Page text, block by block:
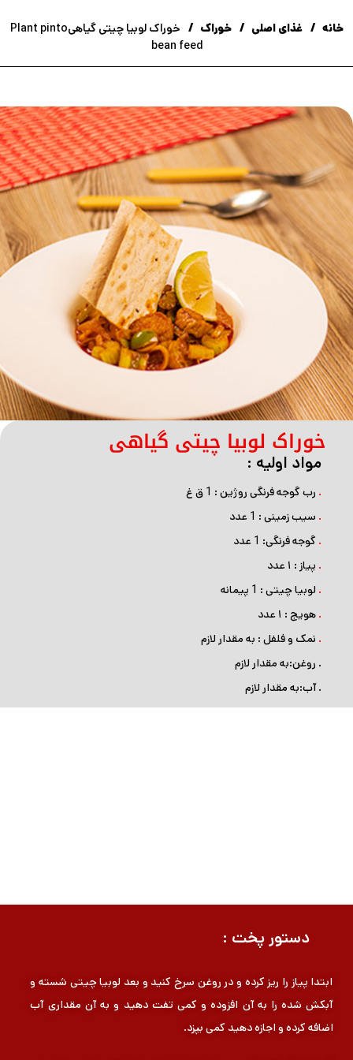
خانه غذای اصلی خوراک
خوراک لوبیا چیتی گیاهیPlant pinto
bean feed
خوراک لوبیا چیتی گیاهی
مواد اولیه :
. رب گوجه ‌فرنگی روژین : 1 ق غ
. سیب زمینی : 1 عدد
. گوجه فرنگی: 1 عدد
. پیاز : ۱ عدد
. لوبیا چیتی : 1 پیمانه
. هویج : ۱ عدد
. نمک و فلفل : به مقدار لازم
. روغن:به مقدار لازم
. آب:به مقدار لازم
دستور پخت :
ابتدا پیاز را ریز كرده و در روغن سرخ كنید و بعد لوبیا چیتی شسته و
آبكش شده را به آن افزوده و كمی تفت دهید و به آن مقداری آب
اضافه كرده و اجازه دهید كمی بپزد.